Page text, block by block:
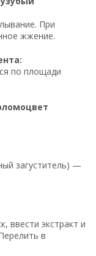
При
жжение.
по площади
загуститель) —
ввести экстракт и
в